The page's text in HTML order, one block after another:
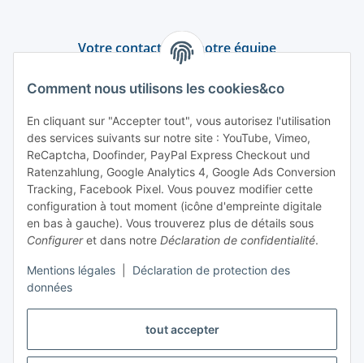
tout accepter
Comment nous utilisons les cookies&co
En cliquant sur "Accepter tout", vous autorisez l'utilisation
des services suivants sur notre site : YouTube, Vimeo,
ReCaptcha, Doofinder, PayPal Express Checkout und
Ratenzahlung, Google Analytics 4, Google Ads Conversion
Tracking, Facebook Pixel. Vous pouvez modifier cette
configuration à tout moment (icône d'empreinte digitale
en bas à gauche). Vous trouverez plus de détails sous
Configureret dans notre Déclaration de confidentialité.
Mentions légales
Déclaration de protection des
données
Votre contact avec notre équipe
Trouver un interlocuteur
Information et service
Paiement et livraison